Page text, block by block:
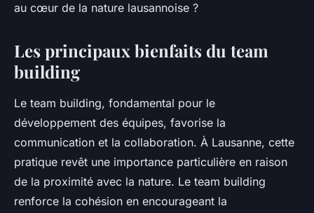
au cœur de la nature lausannoise ?
Les principaux bienfaits du team
building
Le team building, fondamental pour le
développement des équipes, favorise la
communication et la collaboration. À Lausanne, cette
pratique revêt une importance particulière en raison
de la proximité avec la nature. Le team building
renforce la cohésion en encourageant la